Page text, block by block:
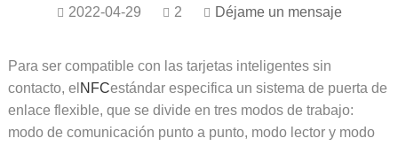
2022-04-29 2 Déjame un mensaje
Para ser compatible con las tarjetas inteligentes sin
contacto, el NFCestándar especifica un sistema de puerta de
enlace flexible, que se divide en tres modos de trabajo:
modo de comunicación punto a punto, modo lector y modo